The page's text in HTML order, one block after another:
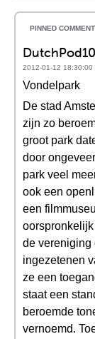
2012-01-12 18:30:00
Vondelpark
De stad
zijn zo
groot park
door
park veel
ook een
een
de vereniging
ingezetenen
ze een
staat een
beroemde
vernoemd.